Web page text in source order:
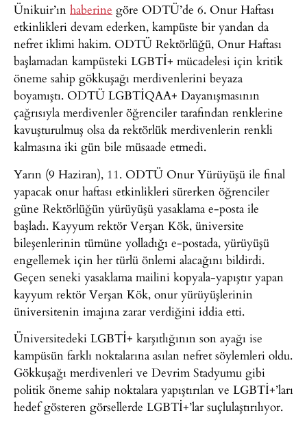
Ünikuir’ın haberine göre ODTÜ’de 6. Onur Haftası
etkinlikleri devam ederken, kampüste bir yandan da
nefret iklimi hakim. ODTÜ Rektörlüğü, Onur Haftası
başlamadan kampüsteki LGBTİ+ mücadelesi için kritik
öneme sahip gökkuşağı merdivenlerini beyaza
boyamıştı. ODTÜ LGBTİQAA+ Dayanışmasının
çağrısıyla merdivenler öğrenciler tarafından renklerine
kavuşturulmuş olsa da rektörlük merdivenlerin renkli
kalmasına iki gün bile müsaade etmedi.
Yarın (9 Haziran), 11. ODTÜ Onur Yürüyüşü ile final
yapacak onur haftası etkinlikleri sürerken öğrenciler
güne Rektörlüğün yürüyüşü yasaklama e-posta ile
başladı. Kayyum rektör Verşan Kök, üniversite
bileşenlerinin tümüne yolladığı e-postada, yürüyüşü
engellemek için her türlü önlemi alacağını bildirdi.
Geçen seneki yasaklama mailini kopyala-yapıştır yapan
kayyum rektör Verşan Kök, onur yürüyüşlerinin
üniversitenin imajına zarar verdiğini iddia etti.
Üniversitedeki LGBTİ+ karşıtlığının son ayağı ise
kampüsün farklı noktalarına asılan nefret söylemleri oldu.
Gökkuşağı merdivenleri ve Devrim Stadyumu gibi
politik öneme sahip noktalara yapıştırılan ve LGBTİ+’ları
hedef gösteren görsellerde LGBTİ+’lar suçlulaştırılıyor.